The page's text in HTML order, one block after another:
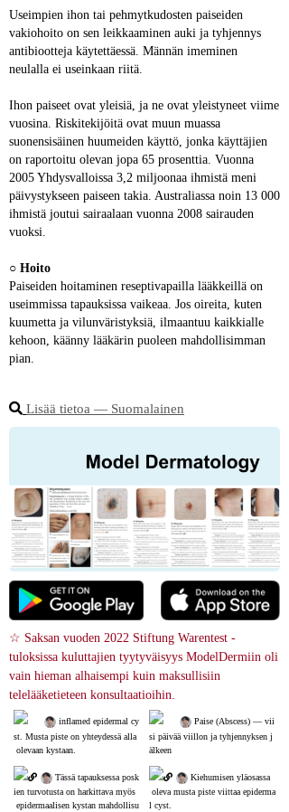
Useimpien ihon tai pehmytkudosten paiseiden
vakiohoito on sen leikkaaminen auki ja tyhjennys
antibiootteja käytettäessä. Männän imeminen
neulalla ei useinkaan riitä.
Ihon paiseet ovat yleisiä, ja ne ovat yleistyneet viime
vuosina. Riskitekijöitä ovat muun muassa
suonensisäinen huumeiden käyttö, jonka käyttäjien
on raportoitu olevan jopa 65 prosenttia. Vuonna
2005 Yhdysvalloissa 3,2 miljoonaa ihmistä meni
päivystykseen paiseen takia. Australiassa noin 13 000
ihmistä joutui sairaalaan vuonna 2008 sairauden
vuoksi.
○ Hoito
Paiseiden hoitaminen reseptivapailla lääkkeillä on
useimmissa tapauksissa vaikeaa. Jos oireita, kuten
kuumetta ja vilunväristyksiä, ilmaantuu kaikkialle
kehoon, käänny lääkärin puoleen mahdollisimman
pian.
Lisää tietoa ― Suomalainen
☆ Saksan vuoden 2022 Stiftung Warentest -
tuloksissa kuluttajien tyytyväisyys ModelDermiin oli
vain hieman alhaisempi kuin maksullisiin
telelääketieteen konsultaatioihin.
inflamed epidermal cy
st. Musta piste on yhteydessä alla
olevaan kystaan.
Tässä tapauksessa posk
ien turvotusta on harkittava myös
epidermaalisen kystan mahdollisu
Paise (Abscess) ― vii
si päivää viillon ja tyhjennyksen j
älkeen
Kiehumisen yläosassa
oleva musta piste viittaa epiderma
l cyst.